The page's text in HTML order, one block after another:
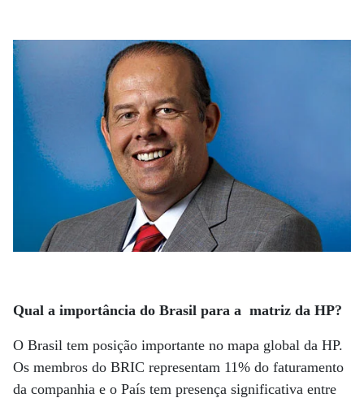
Qual a importância do Brasil para a matriz da HP?
O Brasil tem posição importante no mapa global da HP.
Os membros do BRIC representam 11% do faturamento
da companhia e o País tem presença significativa entre